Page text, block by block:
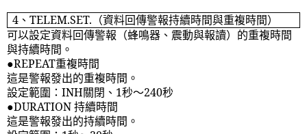
4 、TELEM.SET. （資料回傳警報持續時間與重複時間）
可以設定資料回傳警報（蜂鳴器、震動與報讀）的重複時間
與持續時間。
●REPEAT重複時間
這是警報發出的重複時間。
設定範圍： INH關閉、 1秒～240秒
●DURATION持續時間
這是警報發出的持續時間。